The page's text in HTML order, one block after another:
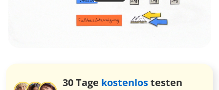
30 Tage kostenlostesten